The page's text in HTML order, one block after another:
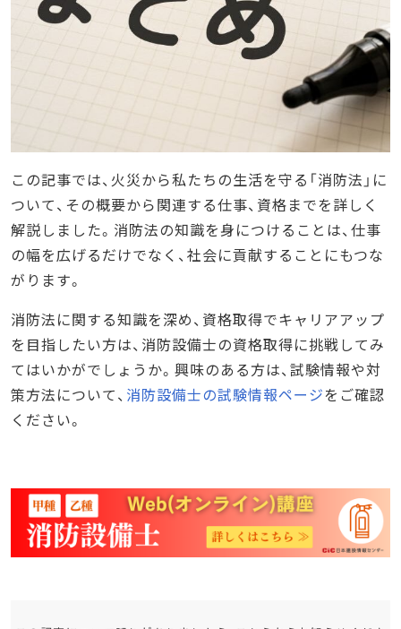
この記事では、火災から私たちの生活を守る「消防法」に
ついて、その概要から関連する仕事、資格までを詳しく
解説しました。消防法の知識を身につけることは、仕事
の幅を広げるだけでなく、社会に貢献することにもつな
がります。
消防法に関する知識を深め、資格取得でキャリアアップ
を目指したい方は、消防設備士の資格取得に挑戦してみ
てはいかがでしょうか。興味のある方は、試験情報や対
策方法について、 消防設備士の試験情報ページをご確認
ください。